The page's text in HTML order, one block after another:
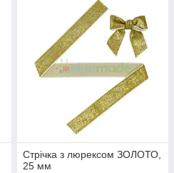
Стрічка з люрексом ЗОЛОТО,
25 мм